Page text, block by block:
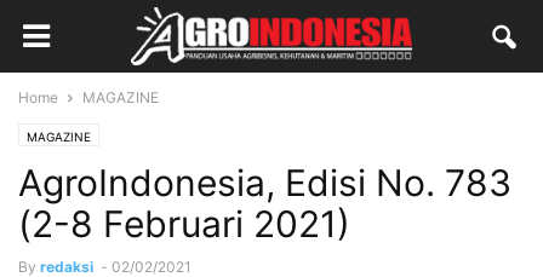
Home MAGAZINE
MAGAZINE
AgroIndonesia, Edisi No. 783
(2-8 Februari 2021)
By redaksi - 02/02/2021